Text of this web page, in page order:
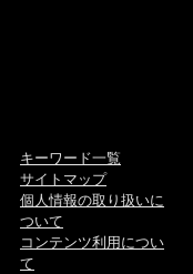
キーワード一覧
サイトマップ
個人情報の取り扱いに
ついて
コンテンツ利用につい
て